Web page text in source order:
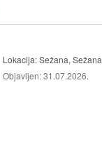
Lokacija:Sežana, Sežana
Objavljen:31.07.2026.